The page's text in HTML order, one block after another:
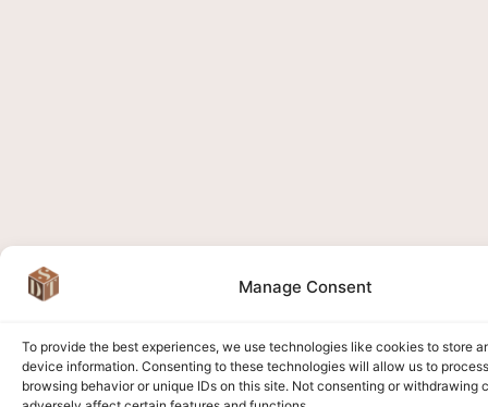
Manage Consent
To provide the best experiences, we use technologies like cookies to store
device information. Consenting to these technologies will allow us to
browsing behavior or unique IDs on this site. Not consenting or withdrawing